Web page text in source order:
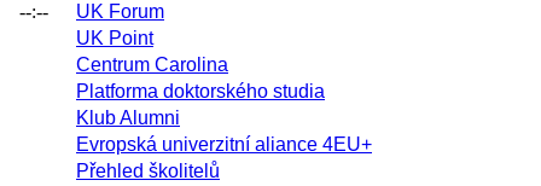
--:--
UK Forum
UK Point
Centrum Carolina
Platforma doktorského studia
Klub Alumni
Evropská univerzitní aliance 4EU+
Přehled školitelů